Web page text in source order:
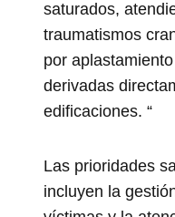
saturados,
traumatismos
por
derivadas
edificaciones. “
Las prioridades
incluyen la